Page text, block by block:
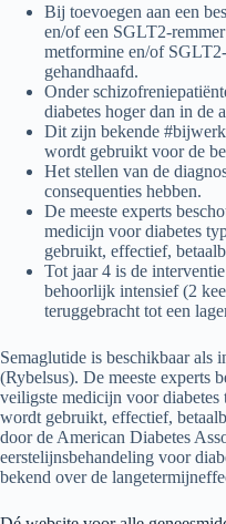
Bij toevoegen aan een
en/of een SGLT2-
metformine en/of
gehandhaafd.
Onder
diabetes hoger dan in de
Dit zijn bekende
wordt gebruikt voor de
Het stellen van de
consequenties hebben.
De meeste experts
medicijn voor diabetes
gebruikt, effectief,
Tot jaar 4 is de
behoorlijk intensief (2
teruggebracht tot een
Semaglutide is beschikbaar als
(Rybelsus). De meeste experts
veiligste medicijn voor diabetes
wordt gebruikt, effectief,
door de American Diabetes
eerstelijnsbehandeling voor
bekend over de